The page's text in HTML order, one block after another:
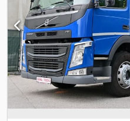
optimizat pentru consumul de
motor Volvo - Întârziere D13K-
automată I-shift cu 12 trepte -
D13K500 NOU, 500 CP, SCR și
AGM, absorbant, din fibră de
de particule Euro VI Cameră
la capătul cadrului Confortul
obișnuite Răcitor de parcare
cu compresor electric de
(Webasto): 1,8 kW Aer-aer